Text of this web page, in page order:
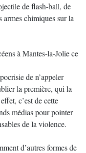
de flash-ball, de
armes chimiques sur la
à Mantes-la-Jolie ce
de n’appeler
la première, qui la
c’est de cette
médias pour pointer
de la violence.
d’autres formes de